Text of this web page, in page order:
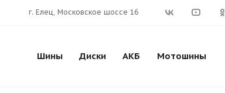
г. Елец, Московское шоссе 16
Шины Диски АКБ Мотошины